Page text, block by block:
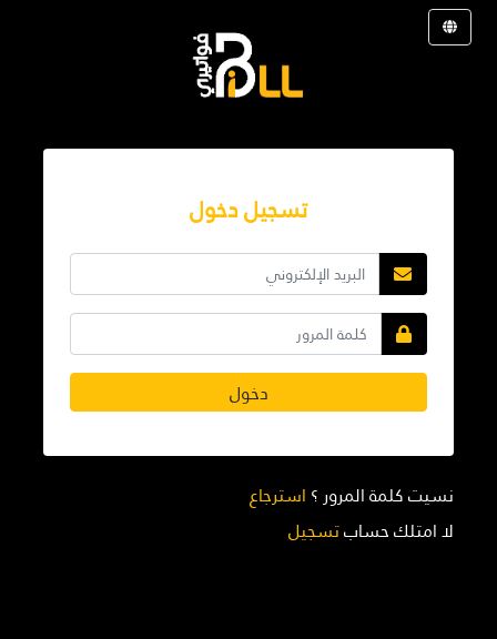
تسجيل دخول
دخول
نسيت كلمة المرور ؟ استرجاع
لا امتلك حسابتسجيل